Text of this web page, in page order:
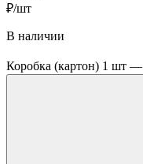
₽/шт
В наличии
Коробка (картон) 1 шт —